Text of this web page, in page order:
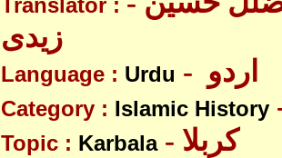
Translator :
زیدی
Language : Urdu
Category : Islamic History
Topic : Karbala - کربلا